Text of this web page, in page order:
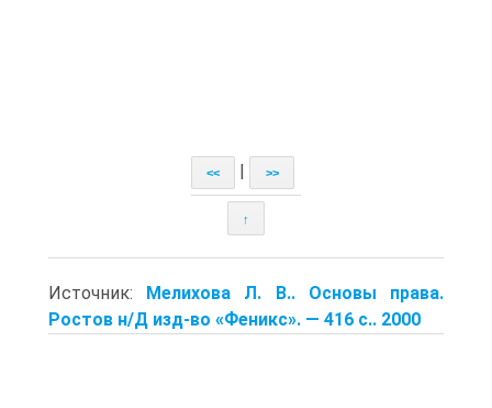
<< >>
↑
Источник: Мелихова Л. В.. Основы права.
Ростов н/Д изд-во «Феникс». — 416 с.. 2000